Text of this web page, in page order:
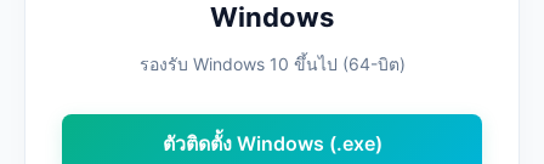
Windows
รองรับ Windows 10 ขึ้นไป (64-บิต)
ตัวติดตั้ง Windows (.exe)